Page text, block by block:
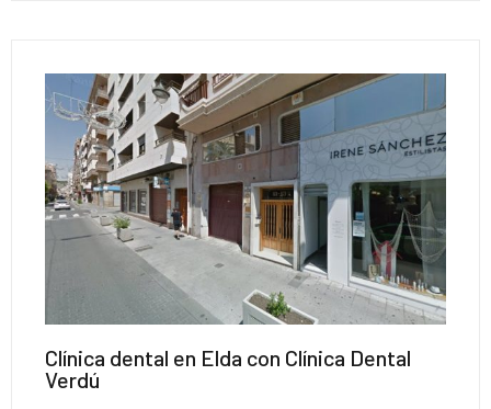
Clínica dental en Elda con Clínica Dental
Verdú